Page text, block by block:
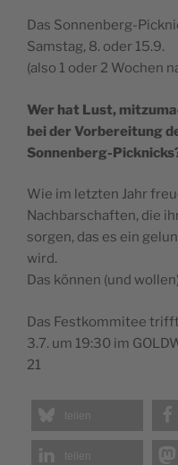
Das Sonnenberg-
Samstag, 8. oder 15.9.
(also 1 oder 2 Wochen
Wer hat Lust,
bei der Vorbereitung
Sonnenberg-
Wie im letzten Jahr
Nachbarschaften, die
sorgen, das es ein
wird.
Das können (und
Das Festkommitee
3.7. um 19:30 im
21